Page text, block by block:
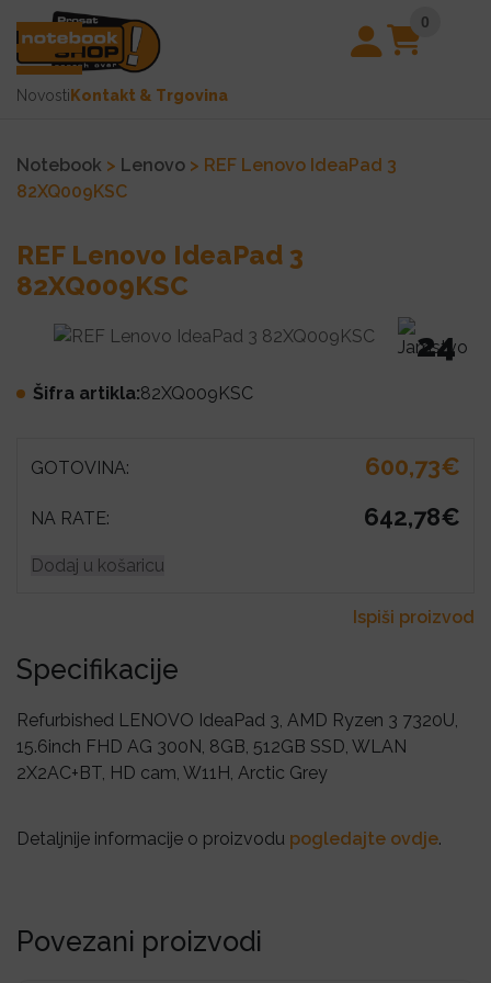
0
Novosti Kontakt & Trgovina
Notebook > Lenovo > REF Lenovo IdeaPad 3
82XQ009KSC
REF Lenovo IdeaPad 3
82XQ009KSC
Šifra artikla:82XQ009KSC
GOTOVINA: 600,73€
NA RATE: 642,78€
Dodaj u košaricu
Ispiši proizvod
Specifikacije
Refurbished LENOVO IdeaPad 3, AMD Ryzen 3 7320U,
15.6inch FHD AG 300N, 8GB, 512GB SSD, WLAN
2X2AC+BT, HD cam, W11H, Arctic Grey
Povezani proizvodi
24
Detaljnije informacije o proizvodu pogledajte ovdje.